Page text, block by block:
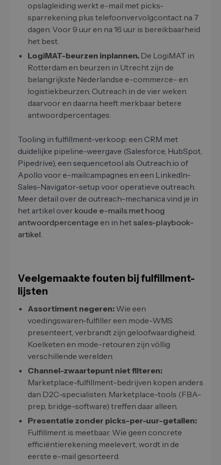
opslagleiding werkt e-mail met picks-
sparrekening plus telefoonvervolgcontact na 7
dagen. Voor 9 uur en na 16 uur is bereikbaarheid
het best.
LogiMAT-beurzen inplannen. De LogiMAT in
Rotterdam en beurzen in Utrecht zijn de
belangrijkste Nederlandse e-commerce- en
logistiekbeurzen. Outreach in de vier weken
daarvoor en daarna heeft merkbaar betere
antwoordpercentages.
Tooling in fulfillment-verkoop: een CRM met
duidelijke pipeline-weergave (Salesforce, HubSpot,
Pipedrive), een sequencetool als Outreach.io of
Apollo voor e-mailcampagnes en een LinkedIn-
Sales-Navigator-setup voor operatieve outreach.
Meer detail over de outreach-mechanica vind je in
het artikel over koude e-mails met hoog
antwoordpercentage en in het sales-playbook-
artikel.
Veelgemaakte fouten bij fulfillment-
lijsten
Assortiment negeren: Wie een
voedingswaren-fulfiller een mode-WMS
presenteert, verbrandt zijn geloofwaardigheid.
Koelketen en mode-retouren zijn völlig
verschillende werelden.
Channel-zwaartepunt niet filteren:
Marketplace-fulfillment-bedrijven kopen anders
dan D2C-specialisten. Marketplace-tools (FBA-
prep, bridge-software) treffen daar alleen.
Presentatie zonder picks-per-uur-getallen:
Fulfillment is meetbaar. Wie geen concrete
efficiëntierekening meelevert, wordt in de
eerste e-mail gesorteerd.